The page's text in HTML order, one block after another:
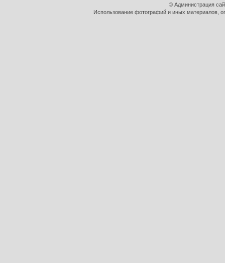
© Администрация
Использование фотографий и иных материалов,